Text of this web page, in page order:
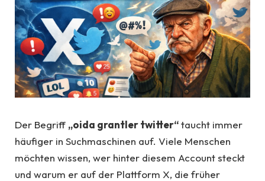
Der Begriff „oida grantler twitter“taucht immer
häufiger in Suchmaschinen auf. Viele Menschen
möchten wissen, wer hinter diesem Account steckt
und warum er auf der Plattform X, die früher